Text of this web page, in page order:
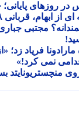
پایانی؛
۴۸ ساعت مهلت دارد!
مجتبی جباری
فریاد زد؛ «از
نمی کرد!»
منچستریونایتد